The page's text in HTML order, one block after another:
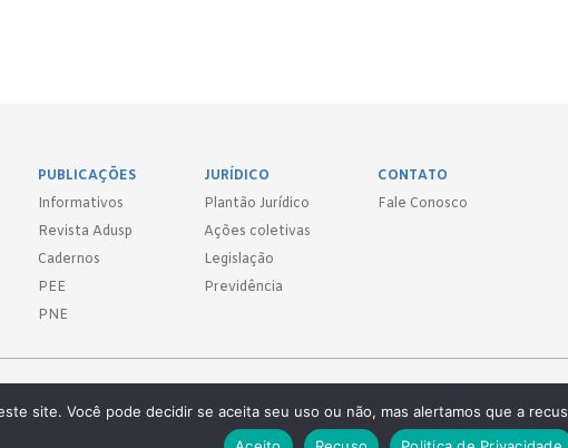
PUBLICAÇÕES
Informativos
Revista Adusp
Cadernos
PEE
PNE
JURÍDICO
Plantão Jurídico
Ações coletivas
Legislação
Previdência
CONTATO
Fale Conosco
CEP 05508-070
● (11) 3815-9245 ● (11) 3814-1715 ● (11) 3032-5950
site. Você pode decidir se aceita seu uso ou não, mas alertamos que a